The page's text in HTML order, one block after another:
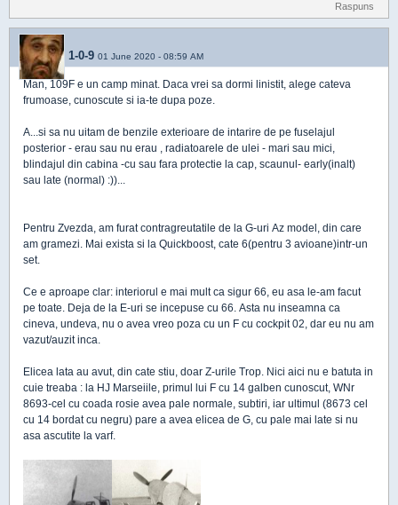
Raspuns
1-0-9 01 June 2020 - 08:59 AM
Man, 109F e un camp minat. Daca vrei sa dormi linistit, alege cateva
frumoase, cunoscute si ia-te dupa poze.
A...si sa nu uitam de benzile exterioare de intarire de pe fuselajul
posterior - erau sau nu erau , radiatoarele de ulei - mari sau mici,
blindajul din cabina -cu sau fara protectie la cap, scaunul- early(inalt)
sau late (normal) :))...
Pentru Zvezda, am furat contragreutatile de la G-uri Az model, din care
am gramezi. Mai exista si la Quickboost, cate 6(pentru 3 avioane)intr-un
set.
Ce e aproape clar: interiorul e mai mult ca sigur 66, eu asa le-am facut
pe toate. Deja de la E-uri se incepuse cu 66. Asta nu inseamna ca
cineva, undeva, nu o avea vreo poza cu un F cu cockpit 02, dar eu nu am
vazut/auzit inca.
Elicea lata au avut, din cate stiu, doar Z-urile Trop. Nici aici nu e batuta in
cuie treaba : la HJ Marseiile, primul lui F cu 14 galben cunoscut, WNr
8693-cel cu coada rosie avea pale normale, subtiri, iar ultimul (8673 cel
cu 14 bordat cu negru) pare a avea elicea de G, cu pale mai late si nu
asa ascutite la varf.